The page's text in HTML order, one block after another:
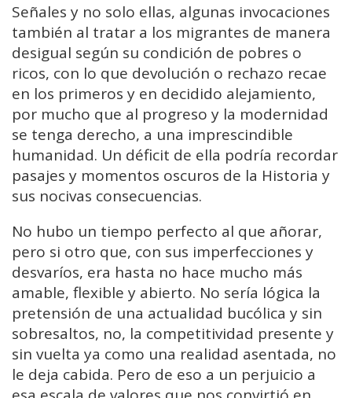
Señales y no solo ellas, algunas invocaciones
también al tratar a los migrantes de manera
desigual según su condición de pobres o
ricos, con lo que devolución o rechazo recae
en los primeros y en decidido alejamiento,
por mucho que al progreso y la modernidad
se tenga derecho, a una imprescindible
humanidad. Un déficit de ella podría recordar
pasajes y momentos oscuros de la Historia y
sus nocivas consecuencias.
No hubo un tiempo perfecto al que añorar,
pero si otro que, con sus imperfecciones y
desvaríos, era hasta no hace mucho más
amable, flexible y abierto. No sería lógica la
pretensión de una actualidad bucólica y sin
sobresaltos, no, la competitividad presente y
sin vuelta ya como una realidad asentada, no
le deja cabida. Pero de eso a un perjuicio a